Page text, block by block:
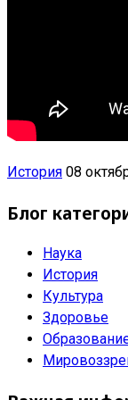
История 08
Блог
Наука
История
Культура
Здоровье